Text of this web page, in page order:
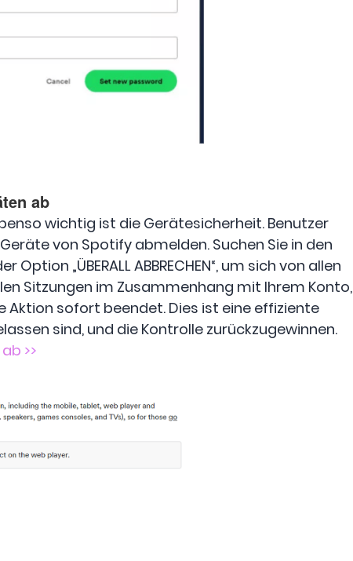
ab
wichtig ist die Gerätesicherheit. Benutzer
von Spotify abmelden. Suchen Sie in den
„ÜBERALL ABBRECHEN“, um sich von allen
Sitzungen im Zusammenhang mit Ihrem Konto,
Aktion sofort beendet. Dies ist eine effiziente
sind, und die Kontrolle zurückzugewinnen.
>>